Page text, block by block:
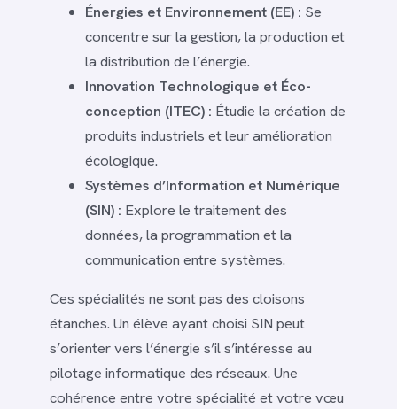
Énergies et Environnement (EE) : Se
concentre sur la gestion, la production et
la distribution de l’énergie.
Innovation Technologique et Éco-
conception (ITEC) : Étudie la création de
produits industriels et leur amélioration
écologique.
Systèmes d’Information et Numérique
(SIN) : Explore le traitement des
données, la programmation et la
communication entre systèmes.
Ces spécialités ne sont pas des cloisons
étanches. Un élève ayant choisi SIN peut
s’orienter vers l’énergie s’il s’intéresse au
pilotage informatique des réseaux. Une
cohérence entre votre spécialité et votre vœu